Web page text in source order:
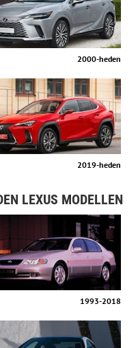
2000-heden
2019-heden
LEXUS MODELLEN
1993-2018